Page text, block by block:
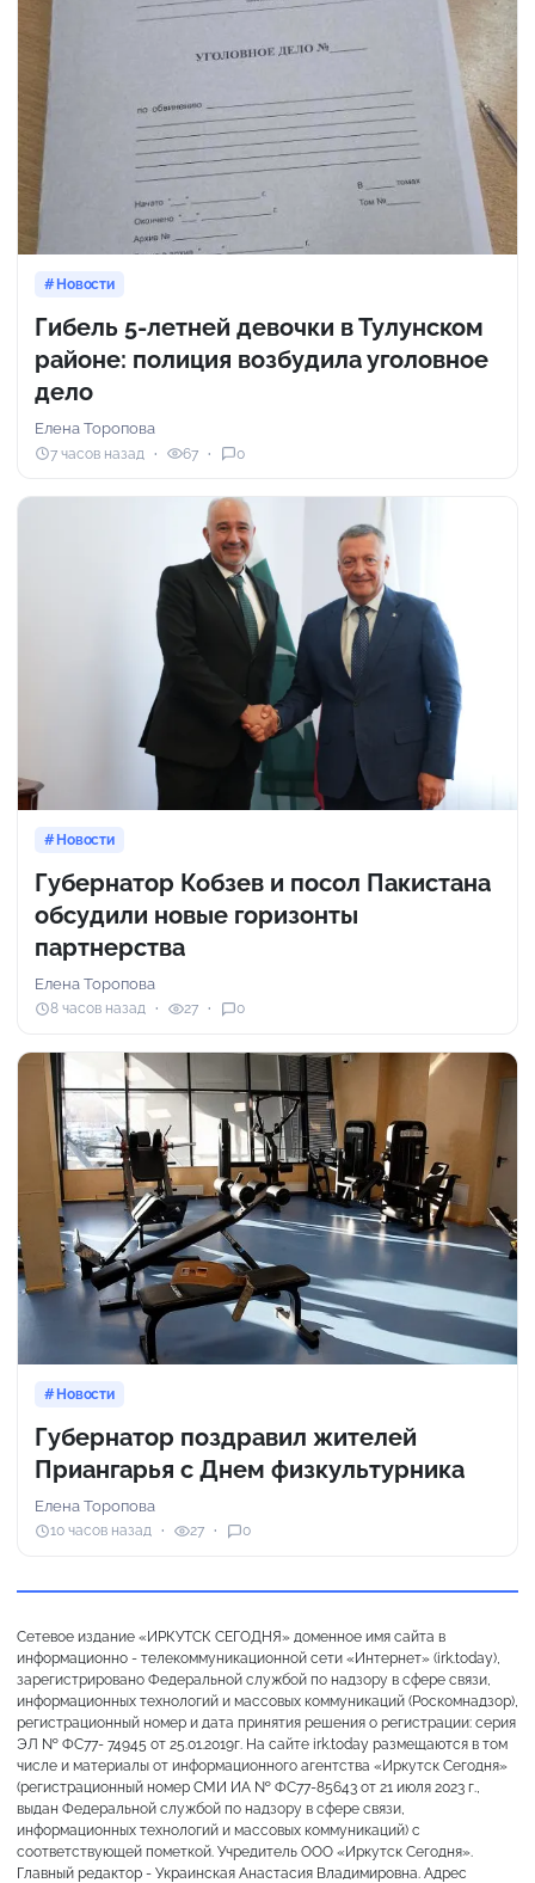
Новости
Гибель 5-летней девочки в Тулунском
районе: полиция возбудила уголовное
дело
Елена Торопова
7 часов назад 67 0
Новости
Губернатор Кобзев и посол Пакистана
обсудили новые горизонты
партнерства
Елена Торопова
8 часов назад 27 0
Новости
Губернатор поздравил жителей
Приангарья с Днем физкультурника
Елена Торопова
10 часов назад 27 0
Сетевое издание «ИРКУТСК СЕГОДНЯ» доменное имя сайта в
информационно - телекоммуникационной сети «Интернет» (irk.today),
зарегистрировано Федеральной службой по надзору в сфере связи,
информационных технологий и массовых коммуникаций (Роскомнадзор),
регистрационный номер и дата принятия решения о регистрации: серия
ЭЛ № ФС77- 74945 от 25.01.2019г. На сайте irk.today размещаются в том
числе и материалы от информационного агентства «Иркутск Сегодня»
(регистрационный номер СМИ ИА № ФС77-85643 от 21 июля 2023 г.,
выдан Федеральной службой по надзору в сфере связи,
информационных технологий и массовых коммуникаций) с
соответствующей пометкой. Учредитель ООО «Иркутск Сегодня».
Главный редактор - Украинская Анастасия Владимировна. Адрес